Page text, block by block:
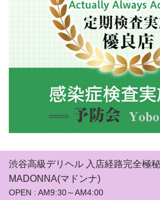
渋谷高級デリヘル 入店経路完全極
MADONNA(マドンナ)
OPEN : AM9:30～AM4:00